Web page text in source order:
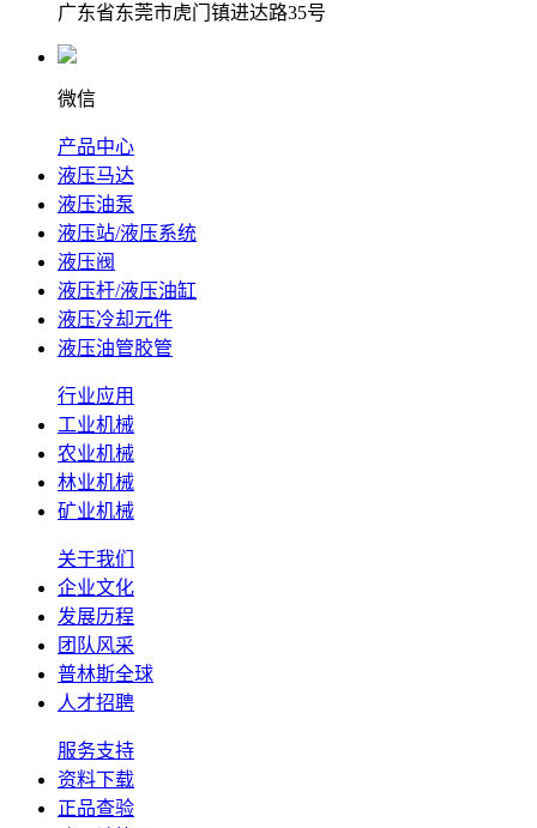
广东省东莞市虎门镇进达路35号
微信
产品中心
液压马达
液压油泵
液压站/液压系统
液压阀
液压杆/液压油缸
液压冷却元件
液压油管胶管
行业应用
工业机械
农业机械
林业机械
矿业机械
关于我们
企业文化
发展历程
团队风采
普林斯全球
人才招聘
服务支持
资料下载
正品查验